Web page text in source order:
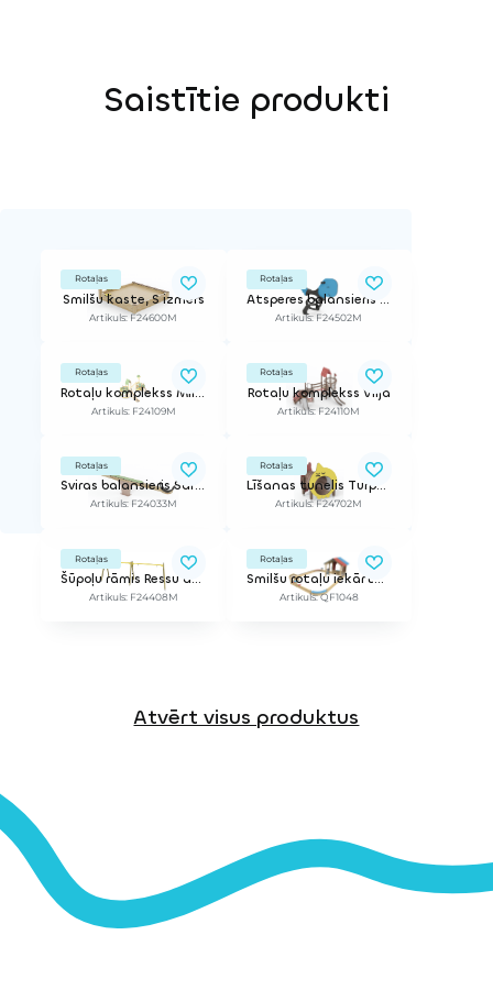
Saistītie produkti
Rotaļas
Smilšu kaste, S izmērs
Artikuls: F24600M
Rotaļas
Atsperes balansieris Valis
Artikuls: F24502M
Rotaļas
Rotaļu komplekss Milla
Artikuls: F24109M
Rotaļas
Rotaļu komplekss Vilja
Artikuls: F24110M
Rotaļas
Sviras balansieris Sara, garais
Artikuls: F24033M
Rotaļas
Līšanas tunelis Turpo, īss
Artikuls: F24702M
Rotaļas
Šūpoļu rāmis Ressu ar vietu šūpoļu grozam un 2 sēdeklīšiem (sēdeklīši nav iekļauti)
Artikuls: F24408M
Rotaļas
Smilšu rotaļu iekārta ar namiņu
Artikuls: QF1048
Atvērt visus produktus